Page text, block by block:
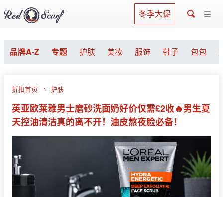
冬季大促
品牌A-Z 专题 护肤 美妆 服饰 鞋子 包包
折扣首页 护肤
英亚欧莱雅男士磨砂洗面奶好价仅需£2收🔥男生夏
天控油清洁真的离不开！油皮熬夜脸必备！